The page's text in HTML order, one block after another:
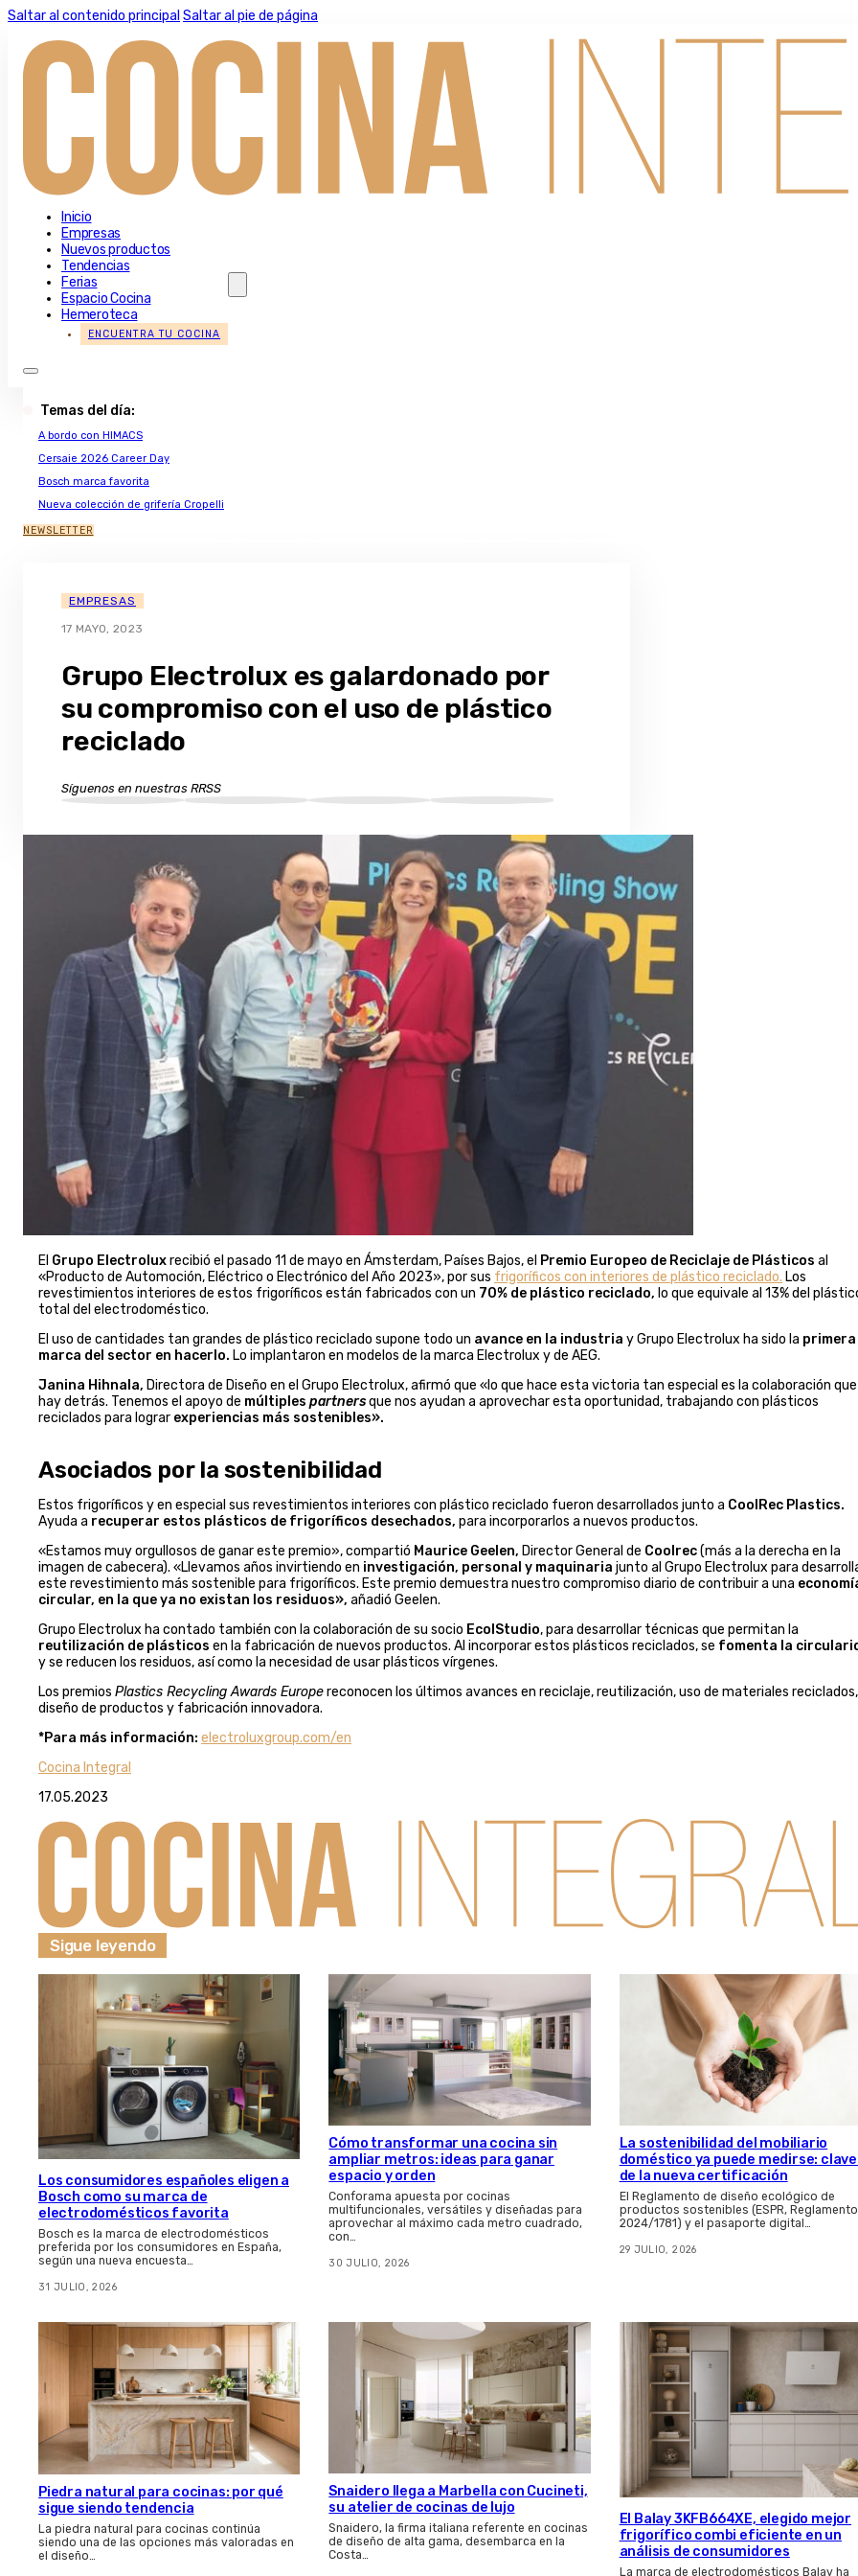
Saltar al contenido principal Saltar al pie de página
Inicio
Empresas
Nuevos productos
Tendencias
Ferias
Espacio Cocina
Hemeroteca
ENCUENTRA TU COCINA
Temas del día:
A bordo con HIMACS
Cersaie 2026 Career Day
Bosch marca favorita
Nueva colección de grifería Cropelli
NEWSLETTER
EMPRESAS
17 MAYO, 2023
Grupo Electrolux es galardonado por
su compromiso con el uso de plástico
reciclado
Síguenos en nuestras RRSS
El Grupo Electroluxrecibió el pasado 11 de mayo en Ámsterdam, Países Bajos, el Premio Europeo de Reciclaje de Plásticos al
«Producto de Automoción, Eléctrico o Electrónico del Año 2023», por sus frigoríficos con interiores de plástico reciclado. Los
revestimientos interiores de estos frigoríficos están fabricados con un 70% de plástico reciclado, lo que equivale al 13% del
total del electrodoméstico.
El uso de cantidades tan grandes de plástico reciclado supone todo un avance en la industria y Grupo Electrolux ha sido la primera
marca del sector en hacerlo. Lo implantaron en modelos de la marca Electrolux y de AEG.
Janina Hihnala, Directora de Diseño en el Grupo Electrolux, afirmó que «lo que hace esta victoria tan especial es la colaboración que
hay detrás. Tenemos el apoyo de múltiples partnersque nos ayudan a aprovechar esta oportunidad, trabajando con plásticos
reciclados para lograr experiencias más sostenibles».
Asociados por la sostenibilidad
Estos frigoríficos y en especial sus revestimientos interiores con plástico reciclado fueron desarrollados junto a CoolRec Plastics.
Ayuda a recuperar estos plásticos de frigoríficos desechados, para incorporarlos a nuevos productos.
«Estamos muy orgullosos de ganar este premio», compartió Maurice Geelen, Director General de Coolrec(más a la derecha en la
imagen de cabecera). «Llevamos años invirtiendo en investigación, personal y maquinaria junto al Grupo Electrolux para
este revestimiento más sostenible para frigoríficos. Este premio demuestra nuestro compromiso diario de contribuir a una
circular, en la que ya no existan los residuos», añadió Geelen.
Grupo Electrolux ha contado también con la colaboración de su socio EcolStudio, para desarrollar técnicas que permitan la
reutilización de plásticos en la fabricación de nuevos productos. Al incorporar estos plásticos reciclados, se fomenta la
y se reducen los residuos, así como la necesidad de usar plásticos vírgenes.
Los premios Plastics Recycling Awards Europereconocen los últimos avances en reciclaje, reutilización, uso de materiales reciclados,
diseño de productos y fabricación innovadora.
*Para más información: electroluxgroup.com/en
Cocina Integral
17.05.2023
Sigue leyendo
Los consumidores españoles eligen a
Bosch como su marca de
electrodomésticos favorita
Bosch es la marca de electrodomésticos
preferida por los consumidores en España,
según una nueva encuesta…
31 JULIO, 2026
Cómo transformar una cocina sin
ampliar metros: ideas para ganar
espacio y orden
Conforama apuesta por cocinas
multifuncionales, versátiles y diseñadas para
aprovechar al máximo cada metro cuadrado,
con…
30 JULIO, 2026
La sostenibilidad del mobiliario
doméstico ya puede medirse:
de la nueva certificación
El Reglamento de diseño ecológico de
productos sostenibles (ESPR, Reglamento
2024/1781) y el pasaporte digital…
29 JULIO, 2026
Piedra natural para cocinas: por qué
sigue siendo tendencia
La piedra natural para cocinas continúa
siendo una de las opciones más valoradas en
el diseño…
Snaidero llega a Marbella con Cucineti,
su atelier de cocinas de lujo
Snaidero, la firma italiana referente en cocinas
de diseño de alta gama, desembarca en la
Costa…
El Balay 3KFB664XE, elegido mejor
frigorífico combi eficiente en un
análisis de consumidores
La marca de electrodomésticos Balay ha